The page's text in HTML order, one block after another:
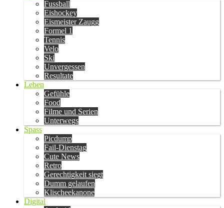
Fussball
Eishockey
Eismeister Zaugg
Formel 1
Tennis
Velo
Ski
Unvergessen
Resultate
Leben
Gefühle
Food
Filme und Serien
Unterwegs
Spass
Picdump
Fail-Dienstag
Cute News
Retro
Gerechtigkeit siegt
Dumm gelaufen
Klischeekanone
Digital